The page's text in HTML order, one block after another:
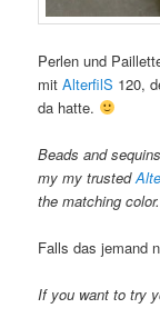
Perlen und
mitAlterfilS 120,
da hatte.
Beads and
my my trusted
the matching color.
Falls das jemand
If you want to try